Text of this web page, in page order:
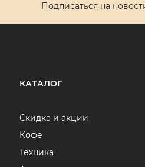
Подписаться на
КАТАЛОГ
Скидка и акции
Кофе
Техника